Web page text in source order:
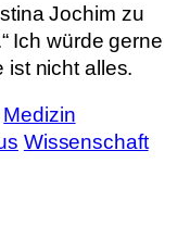
Jochim zu
Ich würde gerne
ist nicht alles.
Medizin
Wissenschaft